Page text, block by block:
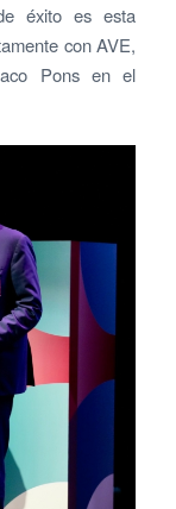
éxito es esta
con AVE,
Pons en el